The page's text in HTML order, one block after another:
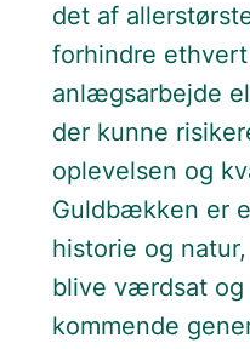
det af
forhindre
anlægsarbejde
der kunne
oplevelsen og
Guldbækken er
historie og
blive værdsat og
kommende